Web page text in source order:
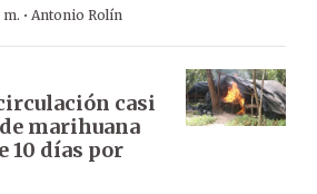
m. · Antonio Rolín
casi
marihuana
10 días por